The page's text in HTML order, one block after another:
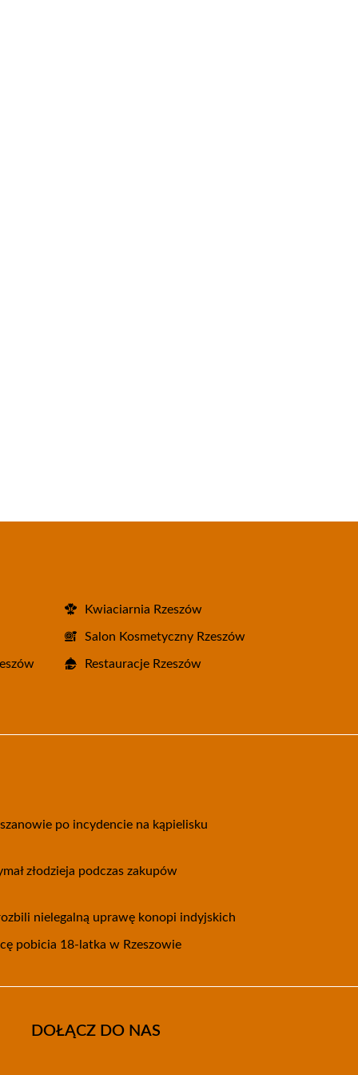
Kwiaciarnia Rzeszów
Salon Kosmetyczny Rzeszów
Restauracje Rzeszów
po incydencie na kąpielisku
złodzieja podczas zakupów
nielegalną uprawę konopi indyjskich
pobicia 18-latka w Rzeszowie
DOŁĄCZ DO NAS